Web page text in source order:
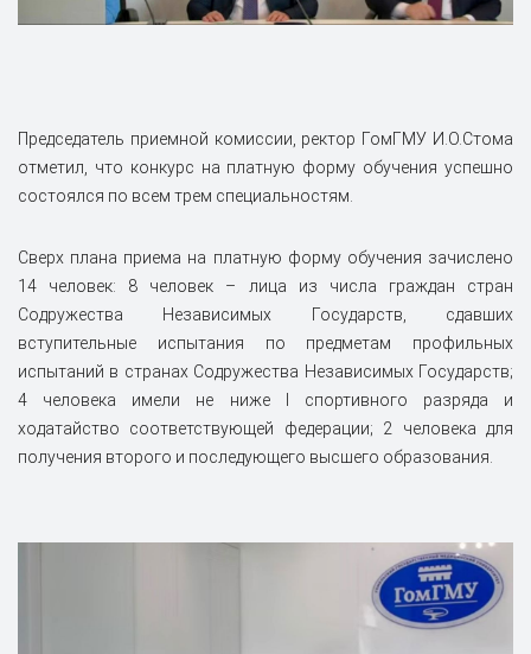
Председатель приемной комиссии, ректор ГомГМУ И.О.Стома
отметил, что конкурс на платную форму обучения успешно
состоялся по всем трем специальностям.
Сверх плана приема на платную форму обучения зачислено
14 человек: 8 человек – лица из числа граждан стран
Содружества Независимых Государств, сдавших
вступительные испытания по предметам профильных
испытаний в странах Содружества Независимых Государств;
4 человека имели не ниже I спортивного разряда и
ходатайство соответствующей федерации; 2 человека для
получения второго и последующего высшего образования.